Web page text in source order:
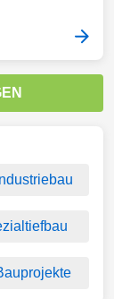
Industriebau